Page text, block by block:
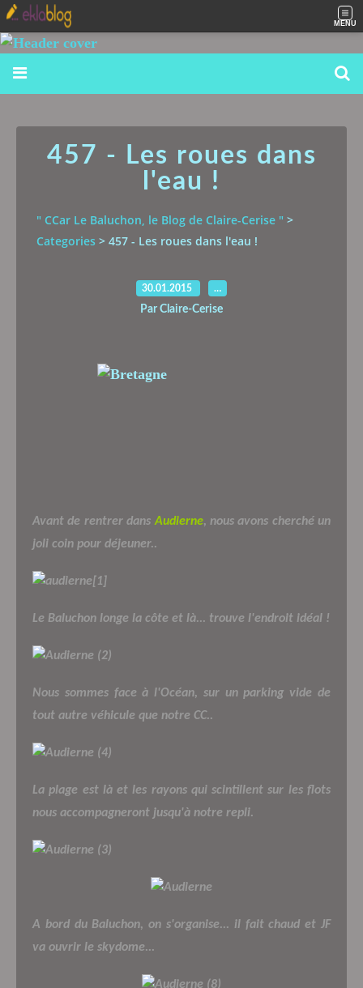
MENU
457 - Les roues dans
l'eau !
" CCar Le Baluchon, le Blog de Claire-Cerise " >
Categories > 457 - Les roues dans l'eau !
30.01.2015 …
Par Claire-Cerise
Avant de rentrer dansAudierne, nous avons cherché un
joli coin pour déjeuner..
Le Baluchon longe la côte et là... trouve l'endroit idéal !
Nous sommes face à l'Océan, sur un parking vide de
tout autre véhicule que notre CC..
La plage est là et les rayons qui scintillent sur les flots
nous accompagneront jusqu'à notre repli.
A bord du Baluchon, on s'organise... il fait chaud et JF
va ouvrir le skydome...